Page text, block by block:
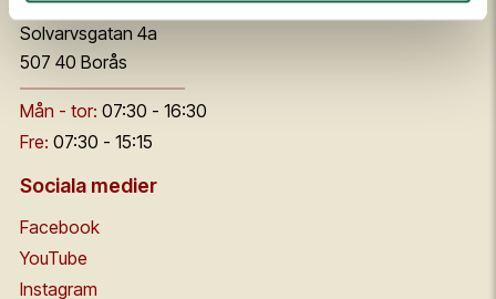
Solvarvsgatan 4a
507 40 Borås
Mån - tor: 07:30 - 16:30
Fre: 07:30 - 15:15
Sociala medier
Facebook
YouTube
Instagram